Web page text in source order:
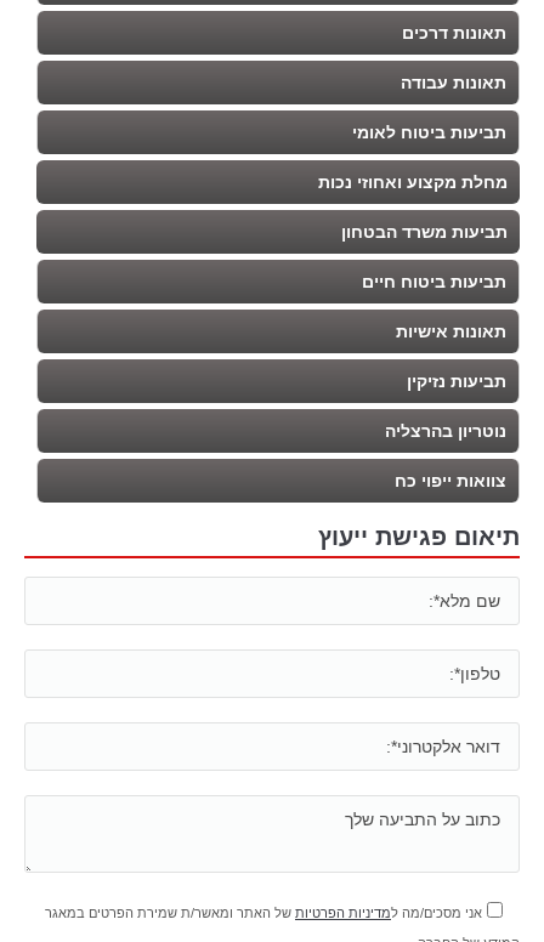
תאונות דרכים
תאונות עבודה
תביעות ביטוח לאומי
מחלת מקצוע ואחוזי נכות
תביעות משרד הבטחון
תביעות ביטוח חיים
תאונות אישיות
תביעות נזיקין
נוטריון בהרצליה
צוואות ייפוי כח
תיאום פגישת ייעוץ
אני מסכים/מה למדיניות הפרטיות של האתר ומאשר/ת שמירת הפרטים במאגר